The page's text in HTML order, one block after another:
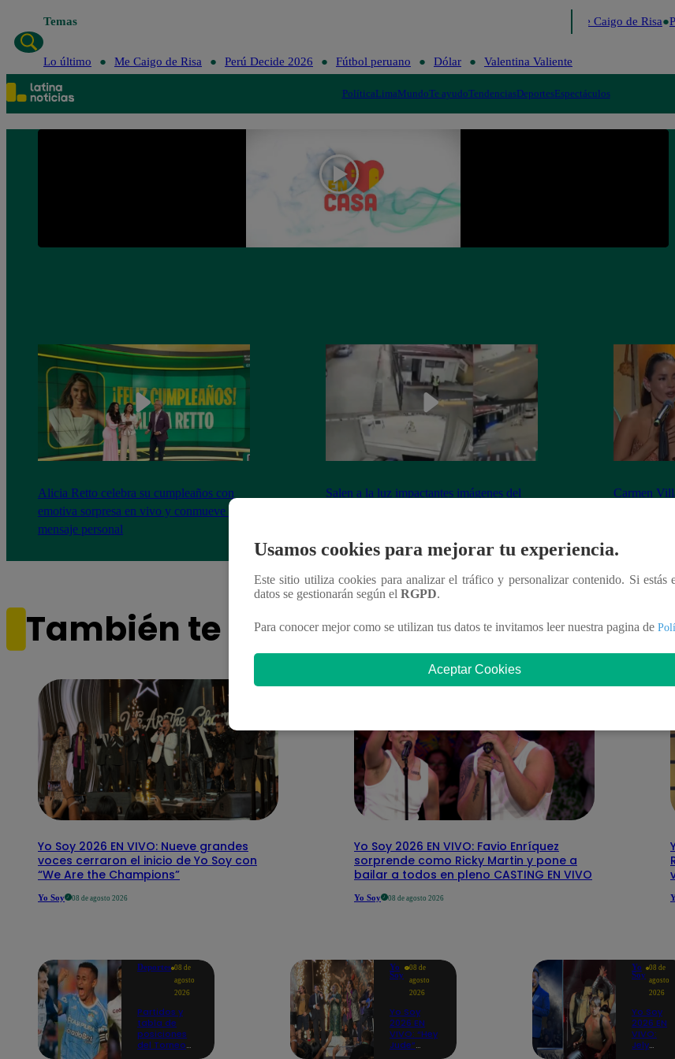
Temas Me Caigo de Risa
Lo último Me Caigo de Risa Perú Decide 2026 Fútbol peruano Dólar Valentina Valiente
PolíticaLimaMundoTe ayudoTendenciasDeportesEspectáculos
Alicia Retto celebra su cumpleaños con
emotiva sorpresa en vivo y conmueve con
mensaje personal
Salen a la luz impactantes imágenes del
Carmen
También te puede interesar
Yo Soy 2026 EN VIVO: Nueve grandes
voces cerraron el inicio de Yo Soy con
“We Are the Champions”
Yo Soy 08 de agosto 2026
Yo Soy 2026 EN VIVO: Favio Enríquez
sorprende como Ricky Martin y pone a
bailar a todos en pleno CASTING EN VIVO
Yo Soy 08 de agosto 2026
Deportes 08 de
agosto
2026
Partidos y
tabla de
posiciones
del Torneo
Yo
Soy
08 de
agosto
2026
Yo Soy
2026 EN
VIVO: “Hey
Jude”
Yo
Soy
08 de
agosto
2026
Yo Soy
2026 EN
VIVO:
Jely
Usamos cookies para mejorar tu experiencia.
Este sitio utiliza cookies para analizar el tráfico y personalizar contenido. Si estás
datos se gestionarán según el RGPD.
Para conocer mejor como se utilizan tus datos te invitamos leer nuestra pagina de
Aceptar Cookies